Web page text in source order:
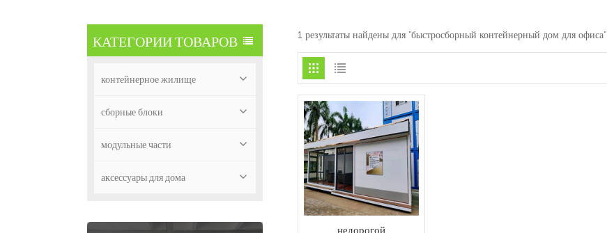
КАТЕГОРИИ ТОВАРОВ
контейнерное жилище
сборные блоки
модульные части
аксессуары для дома
1 результаты найдены для "быстросборный контейнерный дом для офиса"
недорогой